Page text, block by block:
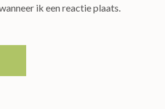
ik een reactie plaats.